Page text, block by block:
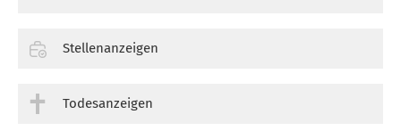
Stellenanzeigen
Todesanzeigen